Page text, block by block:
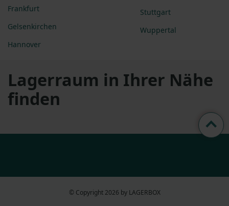
Frankfurt
Gelsenkirchen
Hannover
Stuttgart
Wuppertal
Lagerraum in Ihrer Nähe
finden
© Copyright 2026 by LAGERBOX